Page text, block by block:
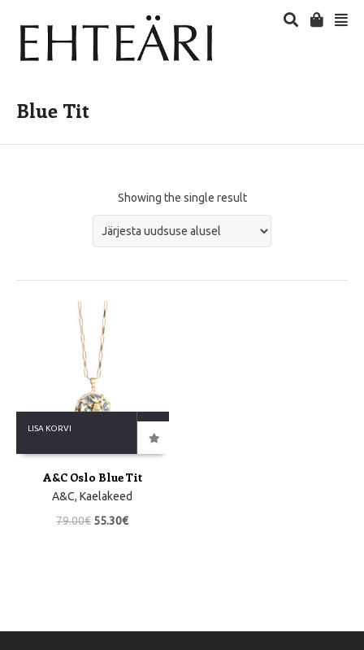
Blue Tit
Showing the single result
LISA KORVI
A&C Oslo Blue Tit
A&C,Kaelakeed
79.00€ 55.30€